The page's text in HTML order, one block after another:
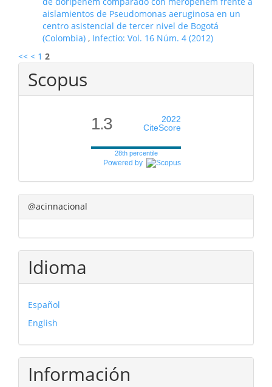
aislamientos de Pseudomonas aeruginosa en un
centro asistencial de tercer nivel de Bogotá
(Colombia) , Infectio: Vol. 16 Núm. 4 (2012)
<< < 1 2
Scopus
1.3
2022
CiteScore
28th percentile
Powered by
@acinnacional
Idioma
Español
English
Información